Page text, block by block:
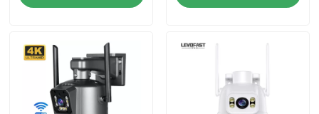
Câmara de segurança da ampola de Wifi
Câmeras de segurança interna internas